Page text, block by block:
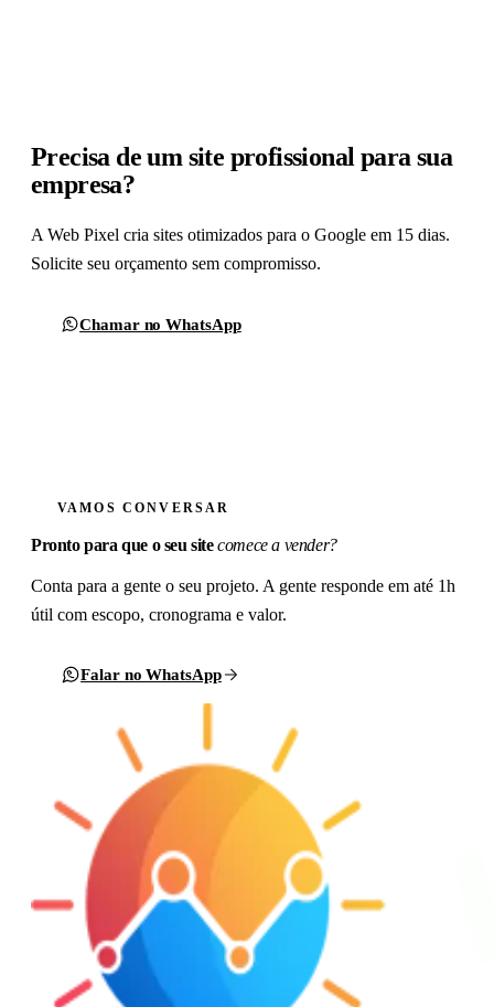
Precisa de um site profissional para sua
empresa?
A Web Pixel cria sites otimizados para o Google em 15 dias.
Solicite seu orçamento sem compromisso.
Chamar no WhatsApp
VAMOS CONVERSAR
Pronto para que o seu sitecomece a vender?
Conta para a gente o seu projeto. A gente responde em até 1h
útil com escopo, cronograma e valor.
Falar no WhatsApp